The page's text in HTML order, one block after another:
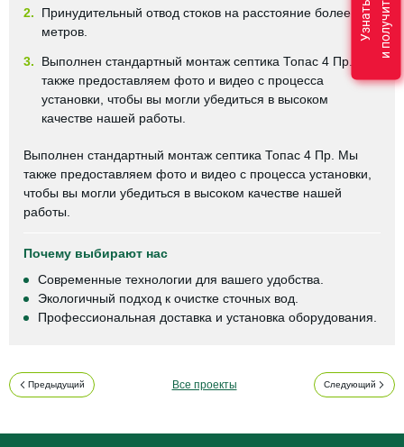
2.
Принудительный отвод стоков на расстояние более 4
метров.
3.
Выполнен стандартный монтаж септика Топас 4 Пр. Мы
также предоставляем фото и видео с процесса
установки, чтобы вы могли убедиться в высоком
качестве нашей работы.
Выполнен стандартный монтаж септика Топас 4 Пр. Мы
также предоставляем фото и видео с процесса установки,
чтобы вы могли убедиться в высоком качестве нашей
работы.
Почему выбирают нас
Современные технологии для вашего удобства.
Экологичный подход к очистке сточных вод.
Профессиональная доставка и установка оборудования.
Предыдущий Все проекты Следующий
и получить